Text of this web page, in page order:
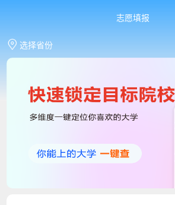
志愿填报
选择省份